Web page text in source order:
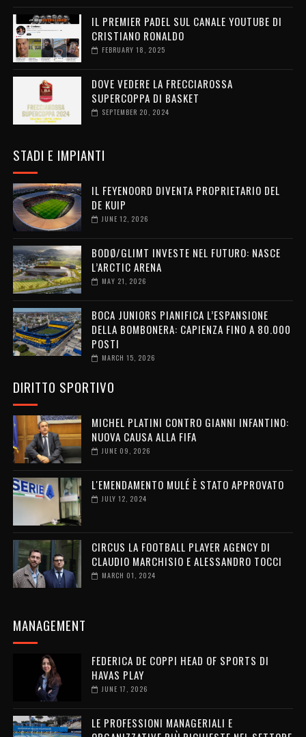
IL PREMIER PADEL SUL CANALE YOUTUBE DI
CRISTIANO RONALDO
FEBRUARY 18, 2025
DOVE VEDERE LA FRECCIAROSSA
SUPERCOPPA DI BASKET
SEPTEMBER 20, 2024
STADI E IMPIANTI
IL FEYENOORD DIVENTA PROPRIETARIO DEL
DE KUIP
JUNE 12, 2026
BODØ/GLIMT INVESTE NEL FUTURO: NASCE
L’ARCTIC ARENA
MAY 21, 2026
BOCA JUNIORS PIANIFICA L’ESPANSIONE
DELLA BOMBONERA: CAPIENZA FINO A 80.000
POSTI
MARCH 15, 2026
DIRITTO SPORTIVO
MICHEL PLATINI CONTRO GIANNI INFANTINO:
NUOVA CAUSA ALLA FIFA
JUNE 09, 2026
L'EMENDAMENTO MULÉ È STATO APPROVATO
JULY 12, 2024
CIRCUS LA FOOTBALL PLAYER AGENCY DI
CLAUDIO MARCHISIO E ALESSANDRO TOCCI
MARCH 01, 2024
MANAGEMENT
FEDERICA DE COPPI HEAD OF SPORTS DI
HAVAS PLAY
JUNE 17, 2026
LE PROFESSIONI MANAGERIALI E